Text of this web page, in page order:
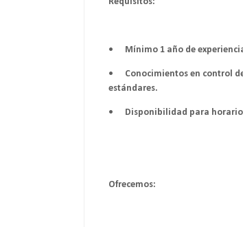
• Mínimo 1 año de
•
Conocimientos en control
estándares.
• Disponibilidad para horario
Ofrecemos: